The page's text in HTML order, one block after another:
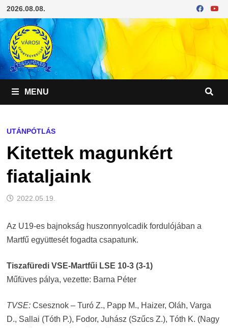
Skip
to
content
2026.08.08.
MENU
UTÁNPÓTLÁS
Kitettek magunkért
fiataljaink
2022.05.19.
Az U19-es bajnokság huszonnyolcadik fordulójában a
Martfű együttesét fogadta csapatunk.
Tiszafüredi VSE-Martfűi LSE 10-3 (3-1)
Műfüves pálya, vezette: Barna Péter
TVSE: Csesznok – Turó Z., Papp M., Haizer, Oláh, Varga
D., Sallai (Tóth P.), Fodor, Juhász (Szűcs Z.), Tóth K. (Nagy